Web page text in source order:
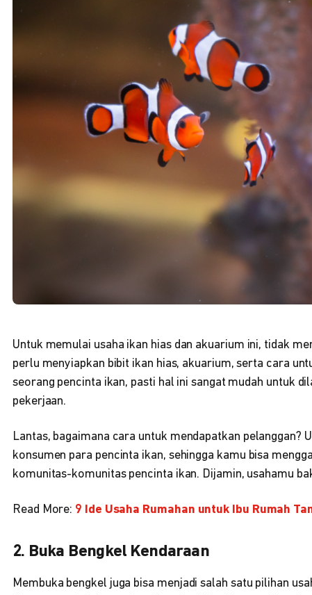
Untuk memulai usaha ikan hias dan akuarium ini, tidak
perlu menyiapkan bibit ikan hias, akuarium, serta cara
seorang pencinta ikan, pasti hal ini sangat mudah untuk
pekerjaan.
Lantas, bagaimana cara untuk mendapatkan pelanggan?
konsumen para pencinta ikan, sehingga kamu bisa
komunitas-komunitas pencinta ikan. Dijamin, usahamu
Read More: 9 Ide Usaha Rumahan untuk Ibu Rumah
2. Buka Bengkel Kendaraan
Membuka bengkel juga bisa menjadi salah satu pilihan